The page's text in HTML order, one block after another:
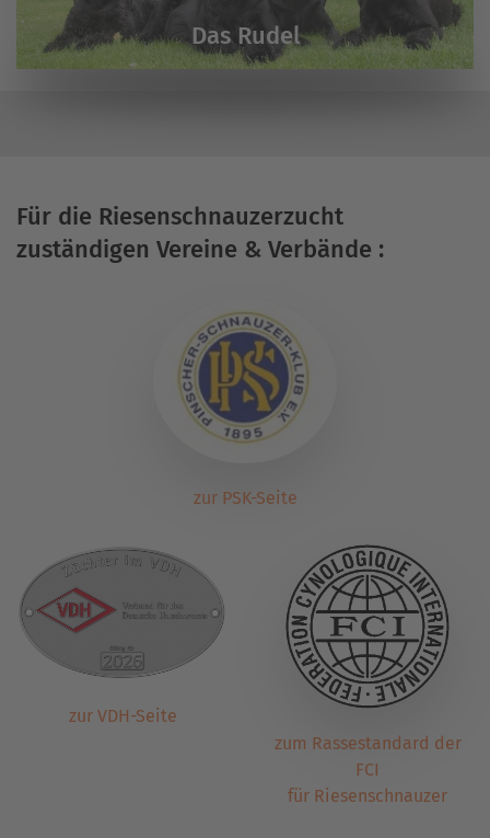
Das Rudel
Für die Riesenschnauzerzucht
zuständigen Vereine & Verbände :
zur PSK-Seite
zur VDH-Seite
zum Rassestandard der
FCI
für Riesenschnauzer